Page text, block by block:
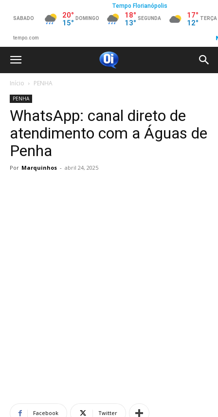
Início PENHA
PENHA
WhatsApp: canal direto de
atendimento com a Águas de
Penha
Por Marquinhos - abril 24, 2025
Facebook Twitter